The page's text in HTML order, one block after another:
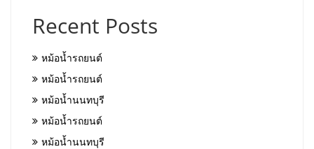
Recent Posts
หม้อน้ำรถยนต์
หม้อน้ำรถยนต์
หม้อน้ำนนทบุรี
หม้อน้ำรถยนต์
หม้อน้ำนนทบุรี